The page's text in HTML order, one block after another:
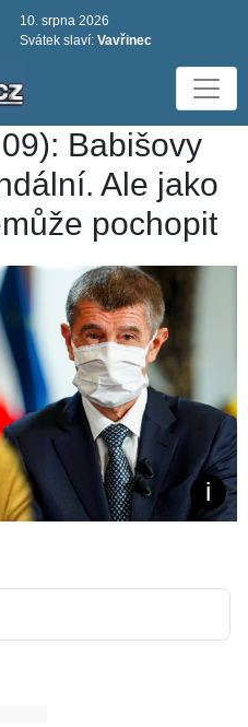
10. srpna 2026
Svátek slaví: Vavřinec
Babišovy
Ale jako
pochopit